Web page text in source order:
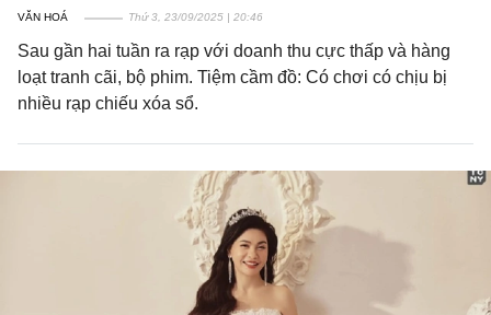
VĂN HOÁ Thứ 3, 23/09/2025 | 20:46
Sau gần hai tuần ra rạp với doanh thu cực thấp và hàng
loạt tranh cãi, bộ phim. Tiệm cầm đồ: Có chơi có chịu bị
nhiều rạp chiếu xóa sổ.